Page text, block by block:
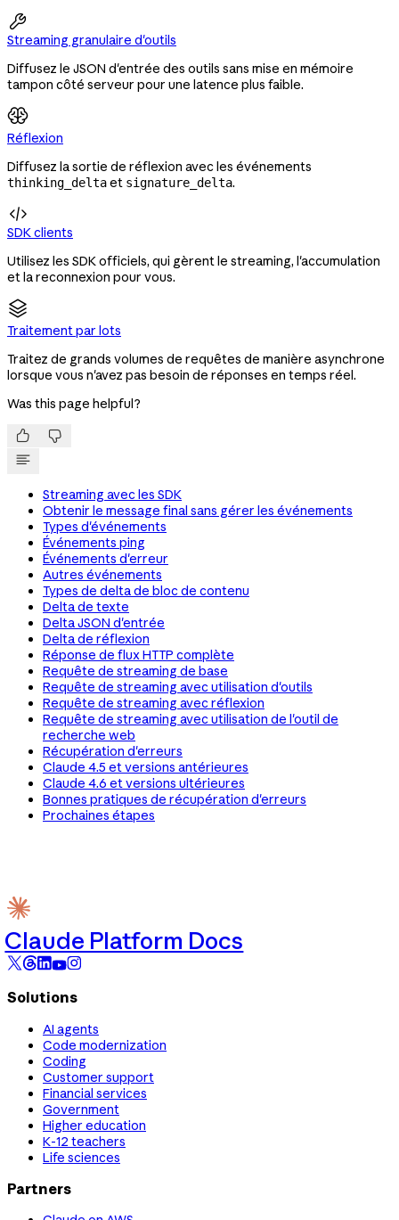

Streaming granulaire d'outils
Diffusez le JSON d'entrée des outils sans mise en mémoire
tampon côté serveur pour une latence plus faible.
Réflexion
Diffusez la sortie de réflexion avec les événements
thinking_deltaet signature_delta.

SDK clients
Utilisez les SDK officiels, qui gèrent le streaming, l'accumulation
et la reconnexion pour vous.
Traitement par lots
Traitez de grands volumes de requêtes de manière asynchrone
lorsque vous n'avez pas besoin de réponses en temps réel.
Was this page helpful?
 
Streaming avec les SDK
Obtenir le message final sans gérer les événements
Types d'événements
Événements ping
Événements d'erreur
Autres événements
Types de delta de bloc de contenu
Delta de texte
Delta JSON d'entrée
Delta de réflexion
Réponse de flux HTTP complète
Requête de streaming de base
Requête de streaming avec utilisation d'outils
Requête de streaming avec réflexion
Requête de streaming avec utilisation de l'outil de
recherche web
Récupération d'erreurs
Claude 4.5 et versions antérieures
Claude 4.6 et versions ultérieures
Bonnes pratiques de récupération d'erreurs
Prochaines étapes
Claude Platform Docs
Solutions
AI agents
Code modernization
Coding
Customer support
Financial services
Government
Higher education
K-12 teachers
Life sciences
Partners